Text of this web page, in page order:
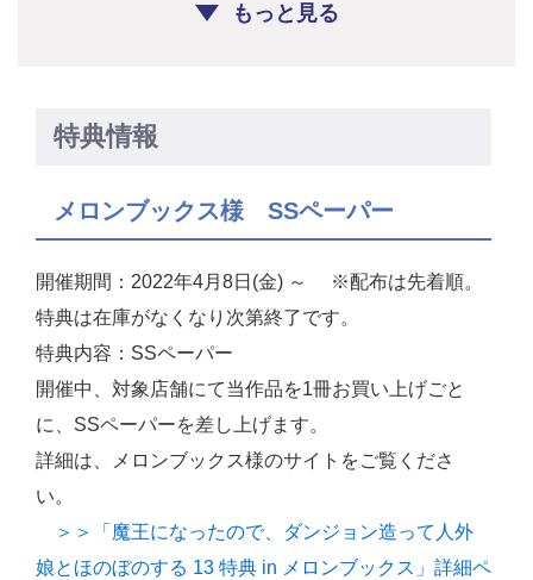
もっと見る
特典情報
メロンブックス様 SSペーパー
開催期間：2022年4月8日(金) ～ ※配布は先着順。
特典は在庫がなくなり次第終了です。
特典内容：SSペーパー
開催中、対象店舗にて当作品を1冊お買い上げごと
に、SSペーパーを差し上げます。
詳細は、メロンブックス様のサイトをご覧くださ
い。
＞＞「魔王になったので、ダンジョン造って人外
娘とほのぼのする 13 特典 in メロンブックス」詳細ペ